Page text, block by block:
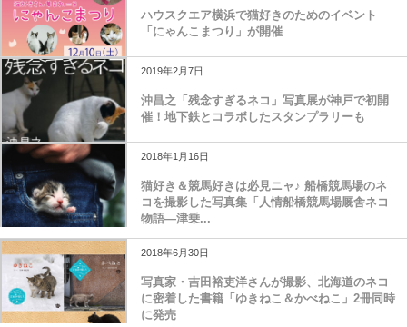
ハウスクエア横浜で猫好きのためのイベント
「にゃんこまつり」が開催
2019年2月7日
沖昌之「残念すぎるネコ」写真展が神戸で初開
催！地下鉄とコラボしたスタンプラリーも
2018年1月16日
猫好き＆競馬好きは必見ニャ♪ 船橋競馬場のネ
コを撮影した写真集「人情船橋競馬場厩舎ネコ
物語―津乗...
2018年6月30日
写真家・吉田裕吏洋さんが撮影、北海道のネコ
に密着した書籍「ゆきねこ＆かべねこ」2冊同時
に発売